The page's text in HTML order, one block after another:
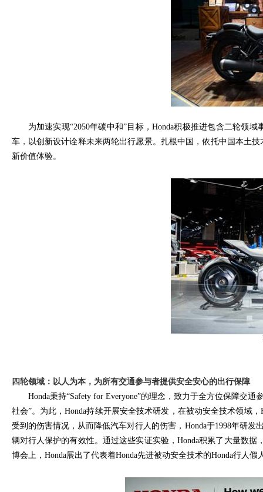
为加速实现“2050年碳中和”目标，Honda积极推进包含二轮领域
车，以创新设计诠释未来两轮出行愿景。扎根中国，依托中国本土技
新价值体验。
四轮领域：以人为本，为所有交通参与者提供安全安心的出行保障
Honda秉持“Safety for Everyone”的理念，致力于全方位保障交通
社会”。为此，Honda持续开展安全技术研发，在被动安全技术领域，
受到的伤害情况，从而降低汽车对行人的伤害， Honda于1998年研发
辆对行人保护的有效性。通过这些实证实验，Honda积累了大量数据
博会上， Honda展出了代表着Honda先进被动安全技术的Honda行人假